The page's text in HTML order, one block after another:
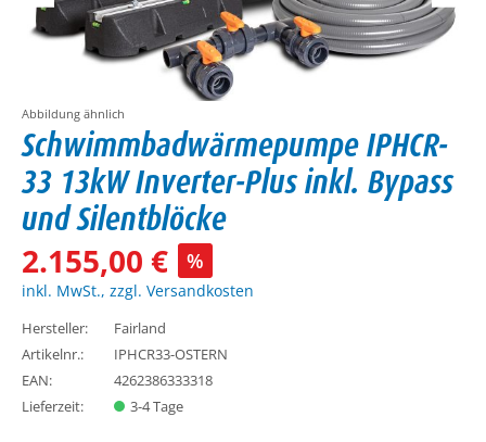
Abbildung ähnlich
Schwimmbadwärmepumpe IPHCR-
33 13kW Inverter-Plus inkl. Bypass
und Silentblöcke
2.155,00 € %
inkl. MwSt., zzgl. Versandkosten
Hersteller:
Fairland
Artikelnr.:
IPHCR33-OSTERN
EAN:
4262386333318
Lieferzeit:
3-4 Tage